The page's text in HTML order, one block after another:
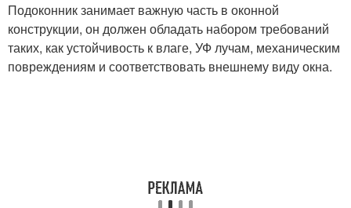
Подоконник занимает важную часть в оконной
конструкции, он должен обладать набором требований
таких, как устойчивость к влаге, УФ лучам, механическим
повреждениям и соответствовать внешнему виду окна.